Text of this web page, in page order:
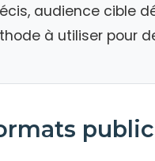
audience cible
à utiliser pour